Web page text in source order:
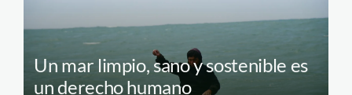
Un mar limpio, sano y sostenible es
un derecho humano